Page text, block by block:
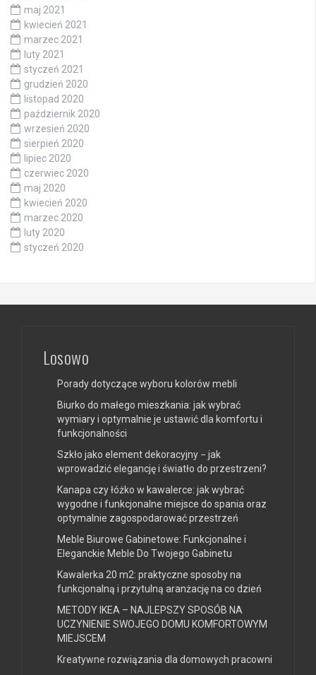
maj 2021
kwiecień 2021
marzec 2021
luty 2021
styczeń 2021
grudzień 2020
listopad 2020
październik 2020
wrzesień 2020
sierpień 2020
lipiec 2020
czerwiec 2020
maj 2020
kwiecień 2020
marzec 2020
luty 2020
styczeń 2020
Losowo
Porady dotyczące wyboru kolorów mebli
Biurko do małego mieszkania: jak wybrać
wymiary i optymalnie je ustawić dla komfortu i
funkcjonalności
Szkło jako element dekoracyjny − jak
wprowadzić elegancję i światło do przestrzeni?
Kanapa czy łóżko w kawalerce: jak wybrać
wygodne i funkcjonalne miejsce do spania oraz
optymalnie zagospodarować przestrzeń
Meble Biurowe Gabinetowe: Funkcjonalne i
Eleganckie Meble Do Twojego Gabinetu
Kawalerka 20 m2: praktyczne sposoby na
funkcjonalną i przytulną aranżację na co dzień
METODY IKEA – NAJLEPSZY SPOSÓB NA
UCZYNIENIE SWOJEGO DOMU KOMFORTOWYM
MIEJSCEM
Kreatywne rozwiązania dla domowych pracowni